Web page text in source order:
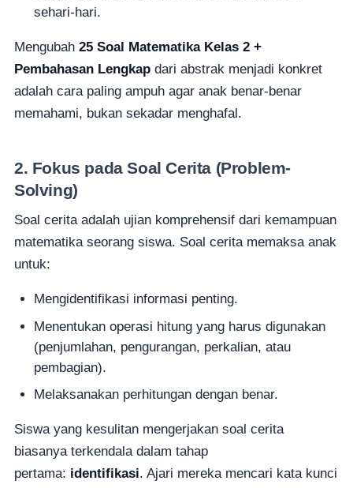
sehari-hari.
Mengubah 25 Soal Matematika Kelas 2 +
Pembahasan Lengkap dari abstrak menjadi konkret
adalah cara paling ampuh agar anak benar-benar
memahami, bukan sekadar menghafal.
2. Fokus pada Soal Cerita (Problem-
Solving)
Soal cerita adalah ujian komprehensif dari kemampuan
matematika seorang siswa. Soal cerita memaksa anak
untuk:
Mengidentifikasi informasi penting.
Menentukan operasi hitung yang harus digunakan
(penjumlahan, pengurangan, perkalian, atau
pembagian).
Melaksanakan perhitungan dengan benar.
Siswa yang kesulitan mengerjakan soal cerita
biasanya terkendala dalam tahap
pertama: identifikasi. Ajari mereka mencari kata kunci